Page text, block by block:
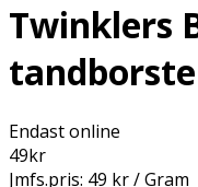
Twinklers
Endast online
49kr
Jmfs.pris: 49 kr / Gram